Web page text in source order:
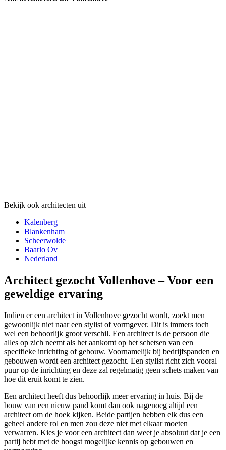
Bekijk ook architecten uit
Kalenberg
Blankenham
Scheerwolde
Baarlo Ov
Nederland
Architect gezocht Vollenhove – Voor een
geweldige ervaring
Indien er een architect in Vollenhove gezocht wordt, zoekt men
gewoonlijk niet naar een stylist of vormgever. Dit is immers toch
wel een behoorlijk groot verschil. Een architect is de persoon die
alles op zich neemt als het aankomt op het schetsen van een
specifieke inrichting of gebouw. Voornamelijk bij bedrijfspanden en
gebouwen wordt een architect gezocht. Een stylist richt zich vooral
puur op de inrichting en deze zal regelmatig geen schets maken van
hoe dit eruit komt te zien.
Een architect heeft dus behoorlijk meer ervaring in huis. Bij de
bouw van een nieuw pand komt dan ook nagenoeg altijd een
architect om de hoek kijken. Beide partijen hebben elk dus een
geheel andere rol en men zou deze niet met elkaar moeten
verwarren. Kies je voor een architect dan weet je absoluut dat je een
partij hebt met de hoogst mogelijke kennis op gebouwen en